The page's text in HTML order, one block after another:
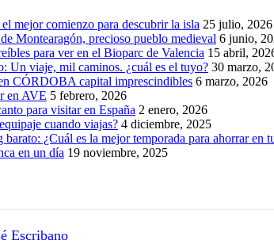
mejor comienzo para descubrir la isla 25 julio, 2026
Montearagón, precioso pueblo medieval 6 junio,
para ver en el Bioparc de Valencia 15 abril,
Un viaje, mil caminos. ¿cuál es el tuyo? 30 marzo,
CÓRDOBA capital imprescindibles 6 marzo, 2026
en AVE 5 febrero, 2026
para visitar en España 2 enero, 2026
cuando viajas? 4 diciembre, 2025
¿Cuál es la mejor temporada para ahorrar en
en un día 19 noviembre, 2025
Escribano